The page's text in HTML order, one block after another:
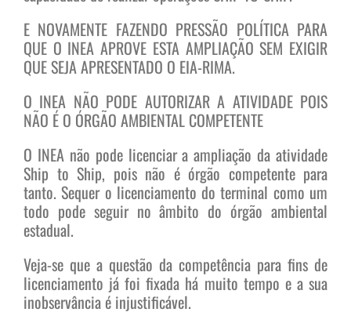
E NOVAMENTE FAZENDO PRESSÃO POLÍTICA PARA
QUE O INEA APROVE ESTA AMPLIAÇÃO SEM EXIGIR
QUE SEJA APRESENTADO O EIA-RIMA.
O INEA NÃO PODE AUTORIZAR A ATIVIDADE POIS
NÃO É O ÓRGÃO AMBIENTAL COMPETENTE
O INEA não pode licenciar a ampliação da atividade
Ship to Ship, pois não é órgão competente para
tanto. Sequer o licenciamento do terminal como um
todo pode seguir no âmbito do órgão ambiental
estadual.
Veja-se que a questão da competência para fins de
licenciamento já foi fixada há muito tempo e a sua
inobservância é injustificável.